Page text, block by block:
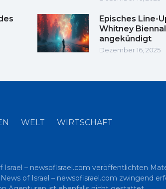
Episches Line-
Whitney
angekündigt
Dezember 16, 2025
WELT
WIRTSCHAFT
– newsofisrael.com veröffentlichten
of Israel – newsofisrael.com zwingend